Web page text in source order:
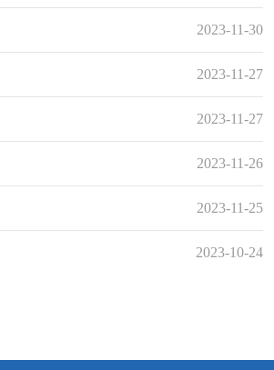
2023-11-30
2023-11-27
2023-11-27
2023-11-26
2023-11-25
2023-10-24